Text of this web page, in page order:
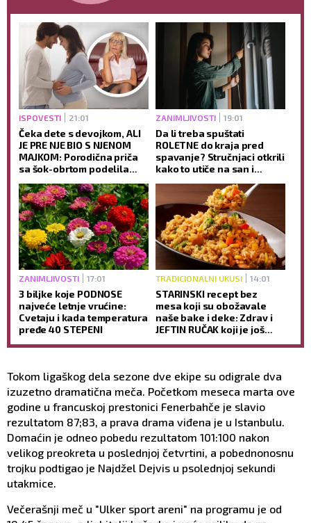
ISPOVESTI 21:01
Čeka dete s devojkom, ALI
JE PRE NJE BIO S NJENOM
MAJKOM: Porodična priča
sa šok-obrtom podelila
ZANIMLJIVOSTI 19:01
Da li treba spuštati
ROLETNE do kraja pred
spavanje? Stručnjaci otkrili
kako to utiče na san i
ZANIMLJIVOSTI 17:01
3 biljke koje PODNOSE
najveće letnje vrućine:
Cvetaju i kada temperatura
pređe 40 STEPENI
TRADICIONALNI UKUSI 14:01
STARINSKI recept bez
mesa koji su obožavale
naše bake i deke: Zdrav i
JEFTIN RUČAK koji je još
Tokom ligaškog dela sezone dve ekipe su odigrale dva
izuzetno dramatična meča. Početkom meseca marta ove
godine u francuskoj prestonici Fenerbahče je slavio
rezultatom 87;83, a prava drama viđena je u Istanbulu.
Domaćin je odneo pobedu rezultatom 101:100 nakon
velikog preokreta u poslednjoj četvrtini, a pobednonosnu
trojku podtigao je Najdžel Dejvis u psolednjoj sekundi
utakmice.
Večerašnji meč u "Ulker sport areni" na programu je od